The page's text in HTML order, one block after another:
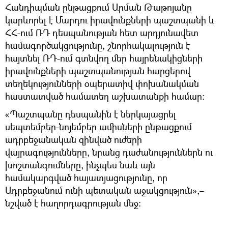
Հանդիպման ընթացքում Արման Թաթոյանը
կարևորել է Մարդու իրավունքների պաշտպանի և
ՀՀ-ում ՌԴ դեսպանության հետ արդյունավետ
համագործակցությունը, շնորհակալություն է
հայտնել ՌԴ-ում գտնվող մեր հայրենակիցների
իրավունքների պաշտպանության հարցերով
տեղեկությունների օպերատիվ փոխանակման
հաստատված համատեղ աշխատանքի համար:
«Պաշտպանը դեսպանին է ներկայացրել
սեպտեմբեր-նոյեմբեր ամիսների ընթացքում
ադրբեջանական զինված ուժերի
վայրագությունները, նրանց դաժանություններն ու
խոշտանգումները, ինչպես նաև այն
համակարգված հայատյացությունը, որ
Ադրբեջանում ունի պետական աջակցություն»,–
նշված է հաղորդագրության մեջ: